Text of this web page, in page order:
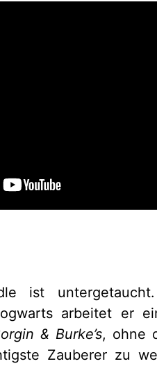
ist
arbeitet er
& Burke’s, ohne
Zauberer zu